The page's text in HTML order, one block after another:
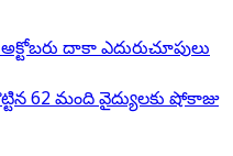
దాకా ఎదురుచూపులు
62 మంది వైద్యులకు షోకాజు